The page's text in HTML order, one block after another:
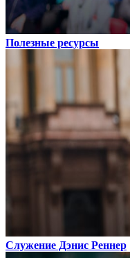
Полезные ресурсы
Служение Дэнис Реннер